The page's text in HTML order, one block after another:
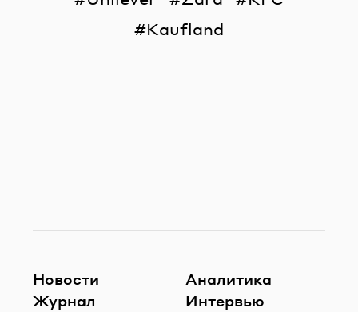
Kaufland
Новости
Журнал
Аналитика
Интервью